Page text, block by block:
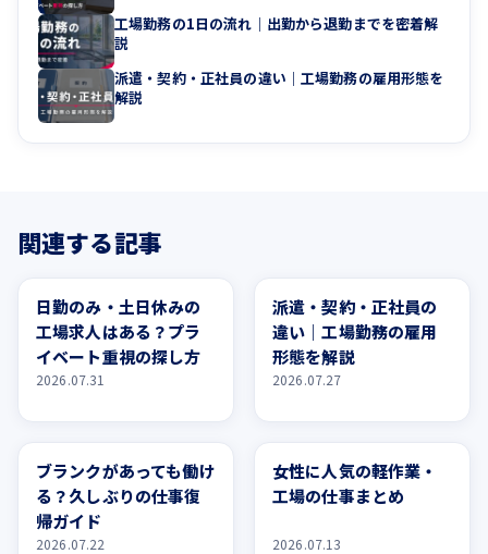
工場勤務の1日の流れ｜出勤から退勤までを密着解
説
派遣・契約・正社員の違い｜工場勤務の雇用形態を
解説
関連する記事
未経験
日勤のみ・土日休みの
工場求人はある？プラ
イベート重視の探し方
2026.07.31
未経験
派遣・契約・正社員の
違い｜工場勤務の雇用
形態を解説
2026.07.27
未経験
ブランクがあっても働け
る？久しぶりの仕事復
帰ガイド
2026.07.22
未経験
女性に人気の軽作業・
工場の仕事まとめ
2026.07.13